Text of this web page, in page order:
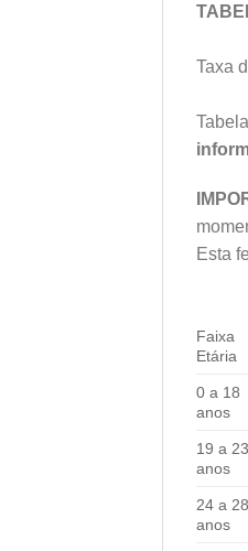
Taxa
Esta
Faixa
Etária
0 a 18
anos
19 a 23
anos
24 a 28
anos